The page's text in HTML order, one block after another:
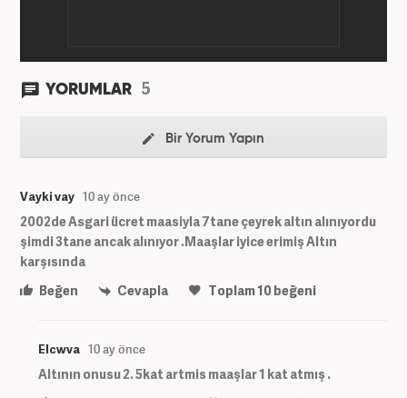
YORUMLAR 5
Bir Yorum Yapın
Vayki vay 10 ay önce
2002de Asgari ücret maasiyla 7tane çeyrek altın alınıyordu
şimdi 3tane ancak alınıyor .Maaşlar iyice erimiş Altın
karşısında
Beğen
Cevapla Toplam10beğeni
Elcwva 10 ay önce
Altının onusu 2. 5kat artmis maaşlar 1 kat atmış .